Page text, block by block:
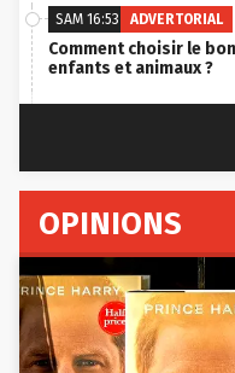
SAM 16:53 ADVERTORIAL
Comment choisir le
enfants et animaux ?
OPINIONS